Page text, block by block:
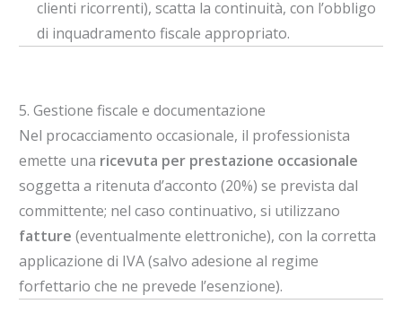
clienti ricorrenti), scatta la continuità, con l’obbligo
di inquadramento fiscale appropriato.
5. Gestione fiscale e documentazione
Nel procacciamento occasionale, il professionista
emette una ricevuta per prestazione occasionale
soggetta a ritenuta d’acconto (20%) se prevista dal
committente; nel caso continuativo, si utilizzano
fatture (eventualmente elettroniche), con la corretta
applicazione di IVA (salvo adesione al regime
forfettario che ne prevede l’esenzione).